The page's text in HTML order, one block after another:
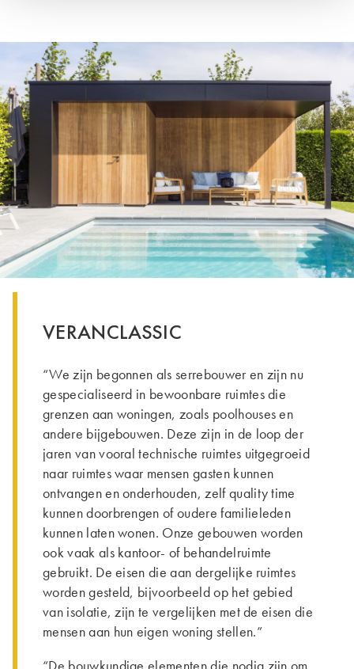
VERANCLASSIC
“We zijn begonnen als serrebouwer en zijn nu
gespecialiseerd in bewoonbare ruimtes die
grenzen aan woningen, zoals poolhouses en
andere bijgebouwen. Deze zijn in de loop der
jaren van vooral technische ruimtes uitgegroeid
naar ruimtes waar mensen gasten kunnen
ontvangen en onderhouden, zelf quality time
kunnen doorbrengen of oudere familieleden
kunnen laten wonen. Onze gebouwen worden
ook vaak als kantoor- of behandelruimte
gebruikt. De eisen die aan dergelijke ruimtes
worden gesteld, bijvoorbeeld op het gebied
van isolatie, zijn te vergelijken met de eisen die
mensen aan hun eigen woning stellen.”